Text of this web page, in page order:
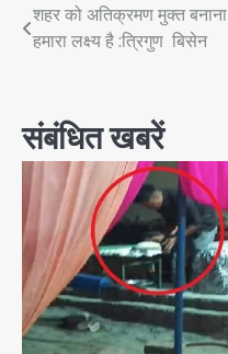
Post
navigation
शहर को अतिक्रमण मुक्त बनाना
हमारा लक्ष्य है :त्रिगुण बिसेन
संबंधित खबरें